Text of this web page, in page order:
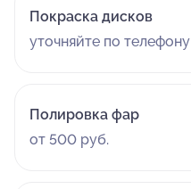
Покраска дисков
уточняйте по телефону
Полировка фар
от 500 руб.